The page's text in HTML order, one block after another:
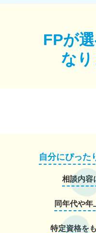
FPが
なり
自分にぴった
相談内容
同年代や年
特定資格を